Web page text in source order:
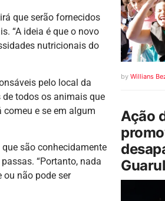
que serão fornecidos
“A ideia é que o novo
nutricionais do
pelo local da
todos os animais que
e se em algum
são conhecidamente
“Portanto, nada
ou não pode ser
by Willians
Ação